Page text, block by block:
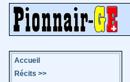
Accueil
Récits >>